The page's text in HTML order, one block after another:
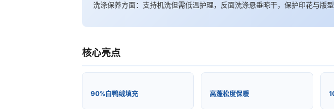
洗涤保养方面：支持机洗但需低温护理，反面洗涤悬垂晾干，保护印花与版型
核心亮点
90%白鸭绒填充 高蓬松度保暖